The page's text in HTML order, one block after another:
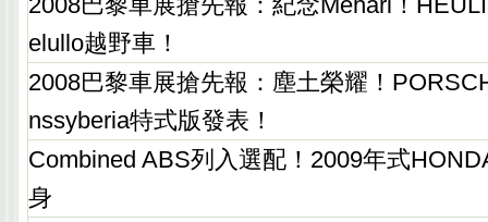
elullo越野車！
2008巴黎車展搶先報：塵土榮耀！
nssyberia特式版發表！
Combined ABS列入選配！2009年式
身